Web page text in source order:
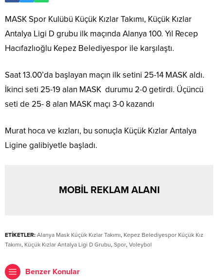
MASK Spor Kulübü Küçük Kızlar Takımı, Küçük Kızlar
Antalya Ligi D grubu ilk maçında Alanya 100. Yıl Recep
Hacıfazlıoğlu Kepez Belediyespor ile karşılaştı.
Saat 13.00’da başlayan maçın ilk setini 25-14 MASK aldı.
İkinci seti 25-19 alan MASK durumu 2-0 getirdi. Üçüncü
seti de 25- 8 alan MASK maçı 3-0 kazandı
Murat hoca ve kızları, bu sonuçla Küçük Kızlar Antalya
Ligine galibiyetle başladı.
MOBİL REKLAM ALANI
ETİKETLER: Alanya Mask Küçük Kızlar Takımı, Kepez Belediyespor Küçük Kız
Takımı, Küçük Kızlar Antalya Ligi D Grubu, Spor, Voleybol
Benzer Konular